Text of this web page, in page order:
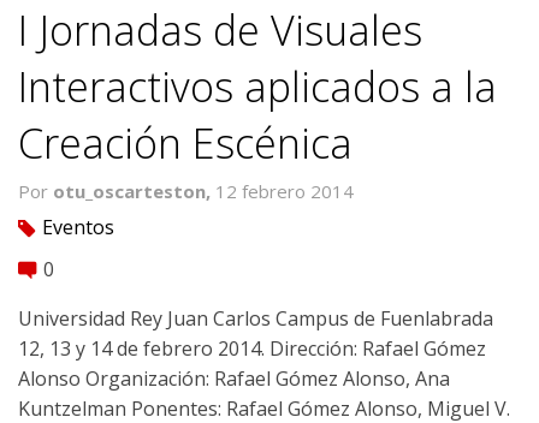
I Jornadas de Visuales
Interactivos aplicados a la
Creación Escénica
Por otu_oscarteston, 12 febrero 2014
tag Eventos
comment 0
Universidad Rey Juan Carlos Campus de Fuenlabrada
12, 13 y 14 de febrero 2014. Dirección: Rafael Gómez
Alonso Organización: Rafael Gómez Alonso, Ana
Kuntzelman Ponentes: Rafael Gómez Alonso, Miguel V.